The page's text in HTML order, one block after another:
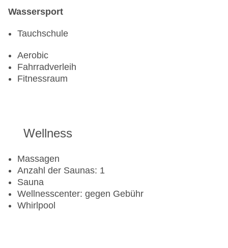
Wassersport
Tauchschule
Aerobic
Fahrradverleih
Fitnessraum
Wellness
Massagen
Anzahl der Saunas: 1
Sauna
Wellnesscenter: gegen Gebühr
Whirlpool